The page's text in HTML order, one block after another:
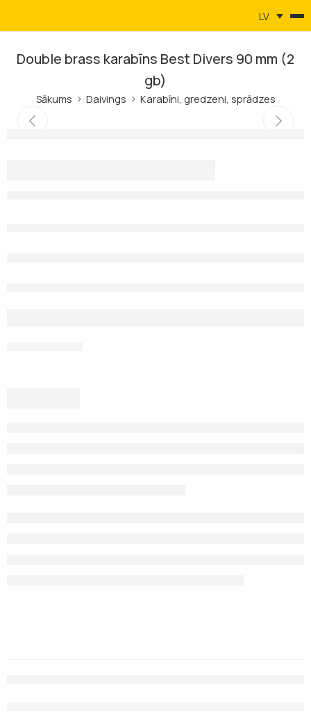
LV
Double brass karabīns Best Divers 90 mm (2
gb)
Sākums Daivings Karabīni, gredzeni, sprādzes